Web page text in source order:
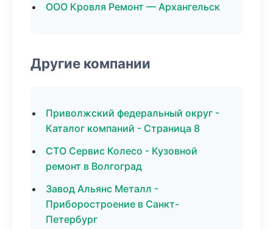
ООО Кровля Ремонт — Архангельск
Другие компании
Приволжский федеральный округ -
Каталог компаний - Страница 8
СТО Сервис Колесо - Кузовной
ремонт в Волгоград
Завод Альянс Металл -
Приборостроение в Санкт-
Петербург